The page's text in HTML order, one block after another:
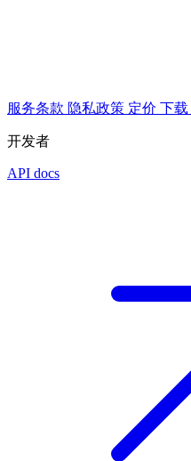
服务条款 隐私政策 定价 下载
开发者
API docs